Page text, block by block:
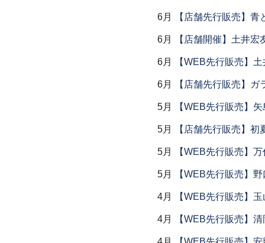
6月 【店舗先行販売】青
6月 【店舗開催】土井宏
6月 【WEB先行販売】
6月 【店舗先行販売】ガ
5月 【WEB先行販売】
5月 【店舗先行販売】初
5月 【WEB先行販売】
5月 【WEB先行販売】
4月 【WEB先行販売】
4月 【WEB先行販売】